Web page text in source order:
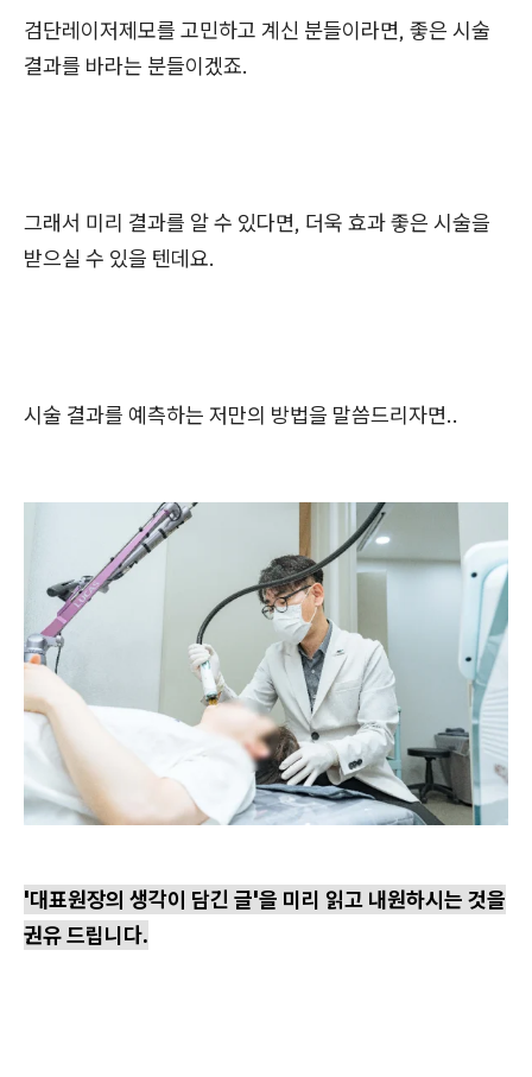
검단레이저제모를 고민하고 계신 분들이라면, 좋은 시술
결과를 바라는 분들이겠죠.
그래서 미리 결과를 알 수 있다면, 더욱 효과 좋은 시술을
받으실 수 있을 텐데요.
시술 결과를 예측하는 저만의 방법을 말씀드리자면..
'대표원장의 생각이 담긴 글'을 미리 읽고 내원하시는 것을
권유 드립니다.